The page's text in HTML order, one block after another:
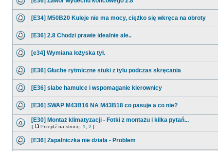
[E34] M50B20 Kuleje nie ma mocy, ciężko się wkręca na obroty
[E36] 2.8 Chodzi prawie idealnie ale..
[e34] Wymiana łożyska tył.
[E36] Głuche rytmiczne stuki z tylu podczas skręcania
[E36] slabe hamulce i wspomaganie kierownicy
[E36] SWAP M43B16 NA M43B18 co pasuje a co nie?
[E30] Montaż klimatyzacji - Fotki z montażu i kilka pytań...
[ Przejdź na stronę: 1 2 ]
[E36] Zapalniczka nie dziala - Problem